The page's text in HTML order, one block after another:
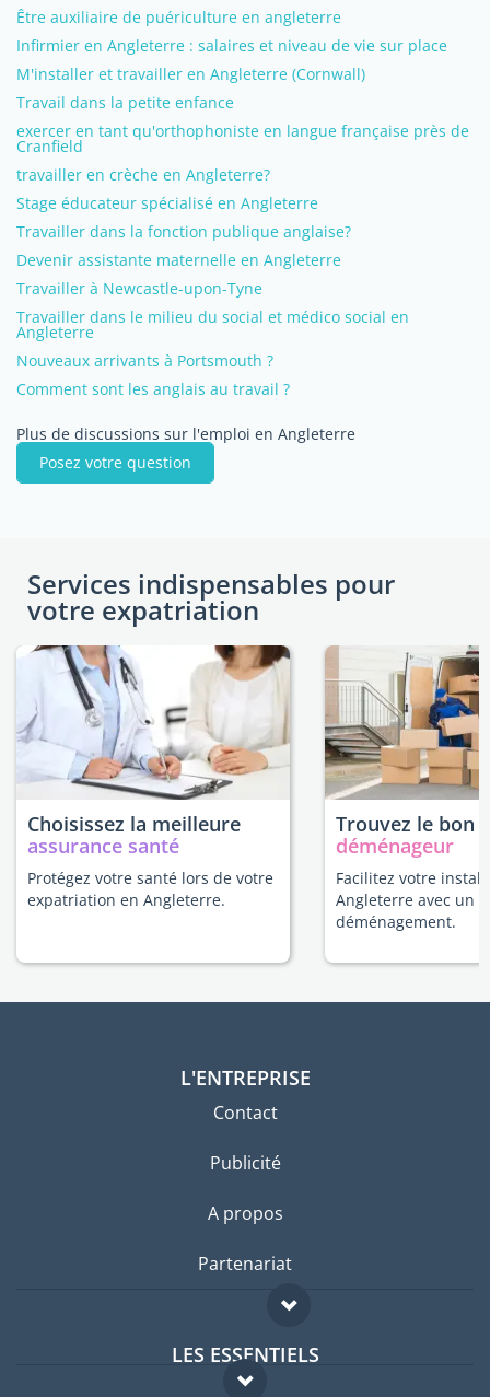
Être auxiliaire de puériculture en angleterre
Infirmier en Angleterre : salaires et niveau de vie sur place
M'installer et travailler en Angleterre (Cornwall)
Travail dans la petite enfance
exercer en tant qu'orthophoniste en langue française près de
Cranfield
travailler en crèche en Angleterre?
Stage éducateur spécialisé en Angleterre
Travailler dans la fonction publique anglaise?
Devenir assistante maternelle en Angleterre
Travailler à Newcastle-upon-Tyne
Travailler dans le milieu du social et médico social en
Angleterre
Nouveaux arrivants à Portsmouth ?
Comment sont les anglais au travail ?
Plus de discussions sur l'emploi en Angleterre
Posez votre question
Services indispensables pour
votre expatriation
Choisissez la meilleure
assurance santé
Protégez votre santé lors de votre
expatriation en Angleterre.
Trouvez le bon
déménageur
Facilitez votre
Angleterre avec un
déménagement.
L'ENTREPRISE
Contact
Publicité
A propos
Partenariat
LES ESSENTIELS
Forum expatriés